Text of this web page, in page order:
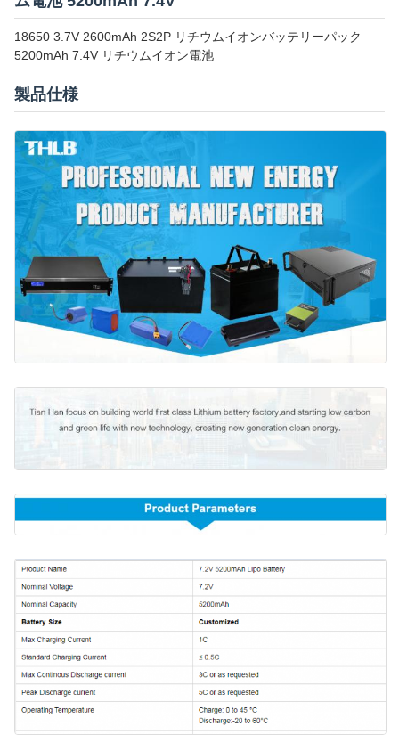
18650 3.7V 2600mAh 2S2P リチウムイオンバッテリーパック
5200mAh 7.4V リチウムイオン電池
製品仕様